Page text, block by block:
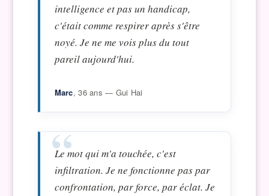
intelligence et pas un handicap,
c'était comme respirer après s'être
noyé. Je ne me vois plus du tout
pareil aujourd'hui.
Marc, 36 ans — Gui Hai
Le mot qui m'a touchée, c'est
infiltration. Je ne fonctionne pas par
confrontation, par force, par éclat. Je